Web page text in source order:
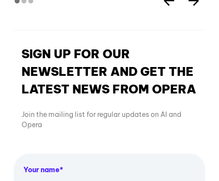
SIGN UP FOR OUR
NEWSLETTER AND GET THE
LATEST NEWS FROM OPERA
Join the mailing list for regular updates on AI and
Opera
Your name